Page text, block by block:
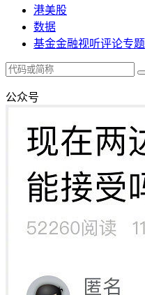
港美股
数据
基金金融视听评论专题
公众号